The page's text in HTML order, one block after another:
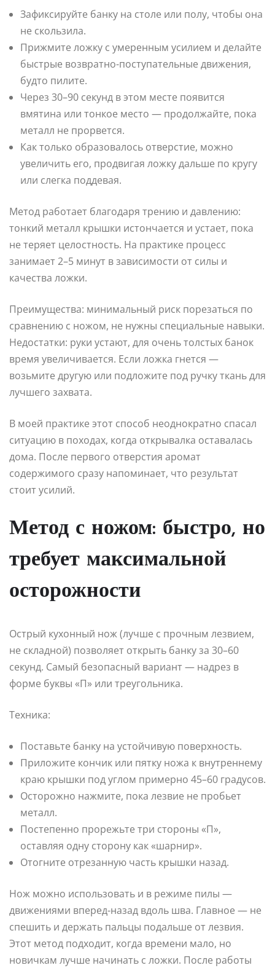
Зафиксируйте банку на столе или полу, чтобы она
не скользила.
Прижмите ложку с умеренным усилием и делайте
быстрые возвратно-поступательные движения,
будто пилите.
Через 30–90 секунд в этом месте появится
вмятина или тонкое место — продолжайте, пока
металл не прорвется.
Как только образовалось отверстие, можно
увеличить его, продвигая ложку дальше по кругу
или слегка поддевая.
Метод работает благодаря трению и давлению:
тонкий металл крышки истончается и устает, пока
не теряет целостность. На практике процесс
занимает 2–5 минут в зависимости от силы и
качества ложки.
Преимущества: минимальный риск порезаться по
сравнению с ножом, не нужны специальные навыки.
Недостатки: руки устают, для очень толстых банок
время увеличивается. Если ложка гнется —
возьмите другую или подложите под ручку ткань для
лучшего захвата.
В моей практике этот способ неоднократно спасал
ситуацию в походах, когда открывалка оставалась
дома. После первого отверстия аромат
содержимого сразу напоминает, что результат
стоит усилий.
Метод с ножом: быстро, но
требует максимальной
осторожности
Острый кухонный нож (лучше с прочным лезвием,
не складной) позволяет открыть банку за 30–60
секунд. Самый безопасный вариант — надрез в
форме буквы «П» или треугольника.
Техника:
Поставьте банку на устойчивую поверхность.
Приложите кончик или пятку ножа к внутреннему
краю крышки под углом примерно 45–60 градусов.
Осторожно нажмите, пока лезвие не пробьет
металл.
Постепенно прорежьте три стороны «П»,
оставляя одну сторону как «шарнир».
Отогните отрезанную часть крышки назад.
Нож можно использовать и в режиме пилы —
движениями вперед-назад вдоль шва. Главное — не
спешить и держать пальцы подальше от лезвия.
Этот метод подходит, когда времени мало, но
новичкам лучше начинать с ложки. После работы